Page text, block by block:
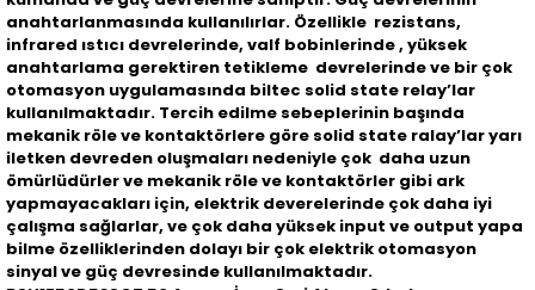
anahtarlanmasında kullanılırlar. Özellikle rezistans,
infrared ıstıcı devrelerinde, valf bobinlerinde , yüksek
anahtarlama gerektiren tetikleme devrelerinde ve bir çok
otomasyon uygulamasında biltec solid state relay’lar
kullanılmaktadır. Tercih edilme sebeplerinin başında
mekanik röle ve kontaktörlere göre solid state ralay’lar yarı
iletken devreden oluşmaları nedeniyle çok daha uzun
ömürlüdürler ve mekanik röle ve kontaktörler gibi ark
yapmayacakları için, elektrik deverelerinde çok daha iyi
çalışma sağlarlar, ve çok daha yüksek input ve output yapa
bilme özelliklerinden dolayı bir çok elektrik otomasyon
sinyal ve güç devresinde kullanılmaktadır.